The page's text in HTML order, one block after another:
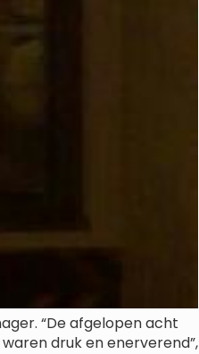
“De afgelopen acht
druk en enerverend”,